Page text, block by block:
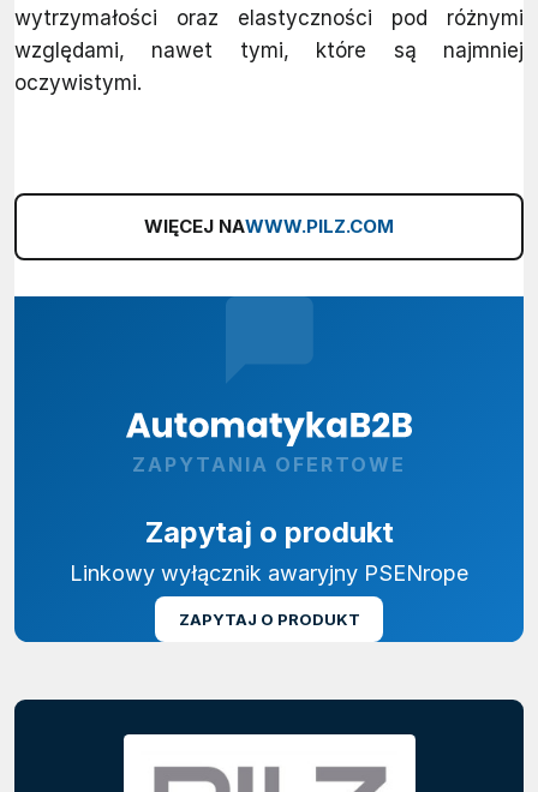
wytrzymałości oraz elastyczności pod różnymi
względami, nawet tymi, które są najmniej
oczywistymi.
WIĘCEJ NAWWW.PILZ.COM
ZAPYTANIA OFERTOWE
Zapytaj o produkt
Linkowy wyłącznik awaryjny PSENrope
ZAPYTAJ O PRODUKT